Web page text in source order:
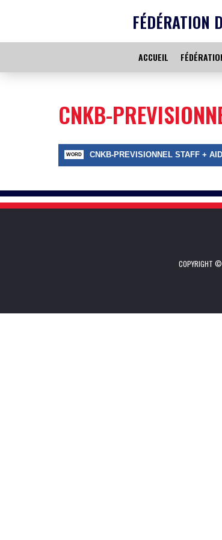
FÉDÉRATION
ACCUEIL
CNKB-
CNKB-PREVISIONNEL STAFF +
COPYRIGHT ©